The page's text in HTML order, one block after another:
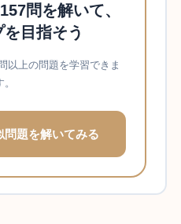
問を解いて、
目指そう
以上の問題を学習できま
。
問題を解いてみる